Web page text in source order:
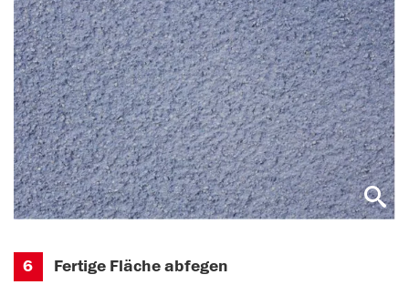
6 Fertige Fläche abfegen